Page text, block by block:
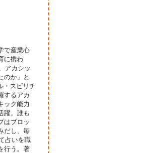
で産業心
に携わ
アカシッ
のか」と
・スピリチ
するアカ
ック能力
躍。誰も
はブロッ
だし、毎
占いを職
行う。著